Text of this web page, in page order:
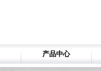
产品中心